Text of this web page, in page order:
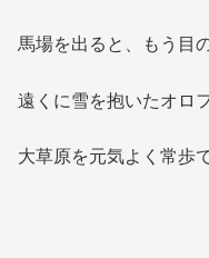
馬場を出ると、もう目
遠くに雪を抱いたオロ
大草原を元気よく常歩